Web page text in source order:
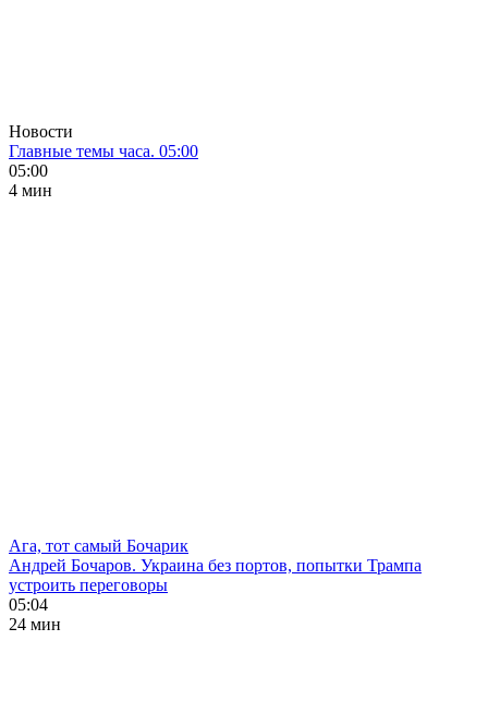
Новости
Главные темы часа. 05:00
05:00
4 мин
Ага, тот самый Бочарик
Андрей Бочаров. Украина без портов, попытки Трампа
устроить переговоры
05:04
24 мин